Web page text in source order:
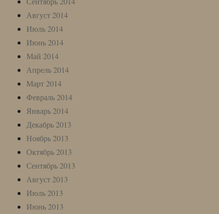
Август 2014
Июль 2014
Июнь 2014
Май 2014
Апрель 2014
Март 2014
Февраль 2014
Январь 2014
Декабрь 2013
Ноябрь 2013
Октябрь 2013
Сентябрь 2013
Август 2013
Июль 2013
Июнь 2013